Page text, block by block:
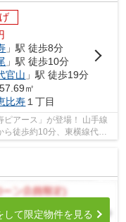
」駅 徒歩8分
」駅 徒歩10分
官山 」駅 徒歩19分
㎡
比寿 １丁目
アース」が登場！ 山手線
ら徒歩約10分、東横線代官
して限定物件を見る